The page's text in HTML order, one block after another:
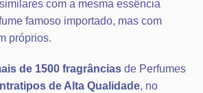
com a mesma essência
famoso importado, mas com
próprios.
de 1500 fragrâncias de Perfumes
de Alta Qualidade, no